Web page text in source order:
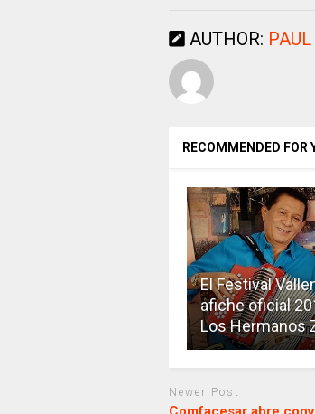
AUTHOR: PAUL
RECOMMENDED FOR
El Festival
afiche oficial
Los Hermanos
Newer Post